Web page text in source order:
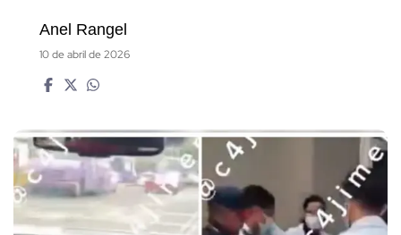
Anel Rangel
10 de abril de 2026